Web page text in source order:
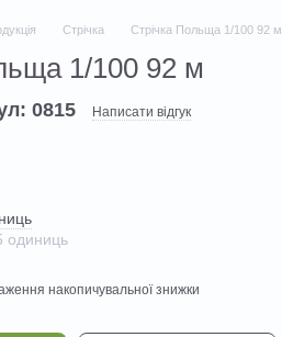
Стрічка Стрічка Польща 1/100 92 м
1/100 92 м
0815 Написати відгук
одиниць
накопичувальної знижки